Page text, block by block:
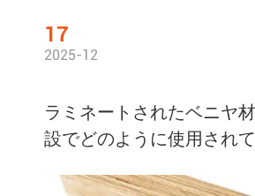
17
2025-12
ラミネートされたベニヤ
設でどのように使用され